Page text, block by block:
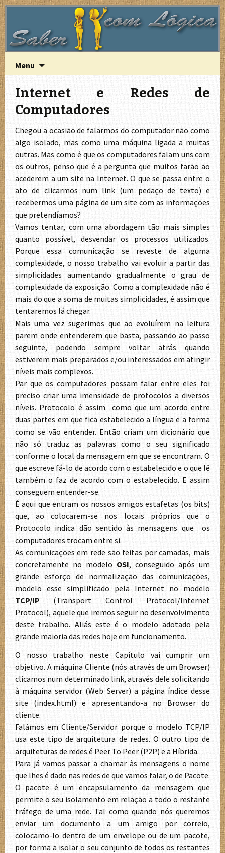
Saber com Lógica
A Lógica do funcionamento do computador
Menu
o
conteúdo
Internet e Redes de
Computadores
Chegou a ocasião de falarmos do computador não como
algo isolado, mas como uma máquina ligada a muitas
outras. Mas como é que os computadores falam uns com
os outros, penso que é a pergunta que muitos farão ao
acederem a um site na Internet. O que se passa entre o
ato de clicarmos num link (um pedaço de texto) e
recebermos uma página de um site com as informações
que pretendíamos?
Vamos tentar, com uma abordagem tão mais simples
quanto possível, desvendar os processos utilizados.
Porque essa comunicação se reveste de alguma
complexidade, o nosso trabalho vai evoluir a partir das
simplicidades aumentando gradualmente o grau de
complexidade da exposição. Como a complexidade não é
mais do que a soma de muitas simplicidades, é assim que
tentaremos lá chegar.
Mais uma vez sugerimos que ao evoluírem na leitura
parem onde entenderem que basta, passando ao passo
seguinte, podendo sempre voltar atrás quando
estiverem mais preparados e/ou interessados em atingir
níveis mais complexos.
Par que os computadores possam falar entre eles foi
preciso criar uma imensidade de protocolos a diversos
níveis. Protocolo é assim como que um acordo entre
duas partes em que fica estabelecido a língua e a forma
como se vão entender. Então criam um dicionário que
não só traduz as palavras como o seu significado
conforme o local da mensagem em que se encontram. O
que escreve fá-lo de acordo com o estabelecido e o que lê
também o faz de acordo com o estabelecido. E assim
conseguem entender-se.
É aqui que entram os nossos amigos estafetas (os bits)
que, ao colocarem-se nos locais próprios que o
Protocolo indica dão sentido às mensagens que os
computadores trocam entre si.
As comunicações em rede são feitas por camadas, mais
concretamente no modelo OSI, conseguido após um
grande esforço de normalização das comunicações,
modelo esse simplificado pela Internet no modelo
TCP/IP (Transport Control Protocol/Internet
Protocol), aquele que iremos seguir no desenvolvimento
deste trabalho. Aliás este é o modelo adotado pela
grande maioria das redes hoje em funcionamento.
O nosso trabalho neste Capítulo vai cumprir um
objetivo. A máquina Cliente (nós através de um Browser)
clicamos num determinado link, através dele solicitando
à máquina servidor (Web Server) a página índice desse
site (index.html) e apresentando-a no Browser do
cliente.
Falámos em Cliente/Servidor porque o modelo TCP/IP
usa este tipo de arquitetura de redes. O outro tipo de
arquiteturas de redes é Peer To Peer (P2P) e a Híbrida.
Para já vamos passar a chamar às mensagens o nome
que lhes é dado nas redes de que vamos falar, o de Pacote.
O pacote é um encapsulamento da mensagem que
permite o seu isolamento em relação a todo o restante
tráfego de uma rede. Tal como quando nós queremos
enviar um documento a um amigo por correio,
colocamo-lo dentro de um envelope ou de um pacote,
por forma a isolar o seu conjunto de todos os restantes